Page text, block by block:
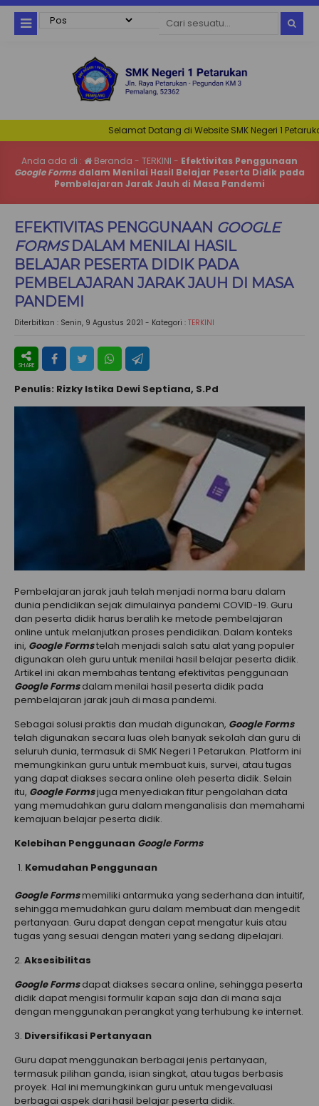
Selamat Datang di Website SMK Negeri 1
Anda ada di : Beranda - TERKINI - Efektivitas Penggunaan
Google Forms dalam Menilai Hasil Belajar Peserta Didik pada
Pembelajaran Jarak Jauh di Masa Pandemi
EFEKTIVITAS PENGGUNAAN GOOGLE
FORMSDALAM MENILAI HASIL
BELAJAR PESERTA DIDIK PADA
PEMBELAJARAN JARAK JAUH DI MASA
PANDEMI
Diterbitkan : Senin, 9 Agustus 2021 - Kategori : TERKINI
Penulis: Rizky Istika Dewi Septiana, S.Pd
Pembelajaran jarak jauh telah menjadi norma baru dalam
dunia pendidikan sejak dimulainya pandemi COVID-19. Guru
dan peserta didik harus beralih ke metode pembelajaran
online untuk melanjutkan proses pendidikan. Dalam konteks
ini, Google Formstelah menjadi salah satu alat yang populer
digunakan oleh guru untuk menilai hasil belajar peserta didik.
Artikel ini akan membahas tentang efektivitas penggunaan
Google Formsdalam menilai hasil peserta didik pada
pembelajaran jarak jauh di masa pandemi.
Sebagai solusi praktis dan mudah digunakan, Google Forms
telah digunakan secara luas oleh banyak sekolah dan guru di
seluruh dunia, termasuk di SMK Negeri 1 Petarukan. Platform ini
memungkinkan guru untuk membuat kuis, survei, atau tugas
yang dapat diakses secara online oleh peserta didik. Selain
itu, Google Formsjuga menyediakan fitur pengolahan data
yang memudahkan guru dalam menganalisis dan memahami
kemajuan belajar peserta didik.
Kelebihan Penggunaan Google Forms
Kemudahan Penggunaan
Google Formsmemiliki antarmuka yang sederhana dan intuitif,
sehingga memudahkan guru dalam membuat dan mengedit
pertanyaan. Guru dapat dengan cepat mengatur kuis atau
tugas yang sesuai dengan materi yang sedang dipelajari.
2. Aksesibilitas
Google Formsdapat diakses secara online, sehingga peserta
didik dapat mengisi formulir kapan saja dan di mana saja
dengan menggunakan perangkat yang terhubung ke internet.
3. Diversifikasi Pertanyaan
Guru dapat menggunakan berbagai jenis pertanyaan,
termasuk pilihan ganda, isian singkat, atau tugas berbasis
proyek. Hal ini memungkinkan guru untuk mengevaluasi
berbagai aspek dari hasil belajar peserta didik.